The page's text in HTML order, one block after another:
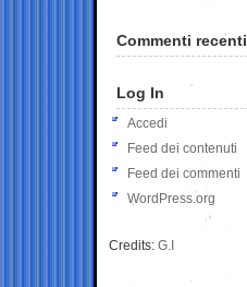
Commenti recenti
Log In
Accedi
Feed dei contenuti
Feed dei commenti
WordPress.org
Credits: G.I